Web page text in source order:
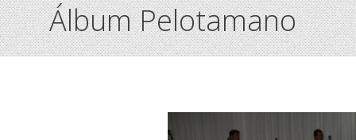
Álbum Pelotamano